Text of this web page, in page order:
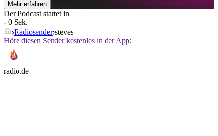
Mehr erfahren
Der Podcast startet in
- 0 Sek.
Radiosender steves
Höre diesen Sender kostenlos in der App:
radio.de